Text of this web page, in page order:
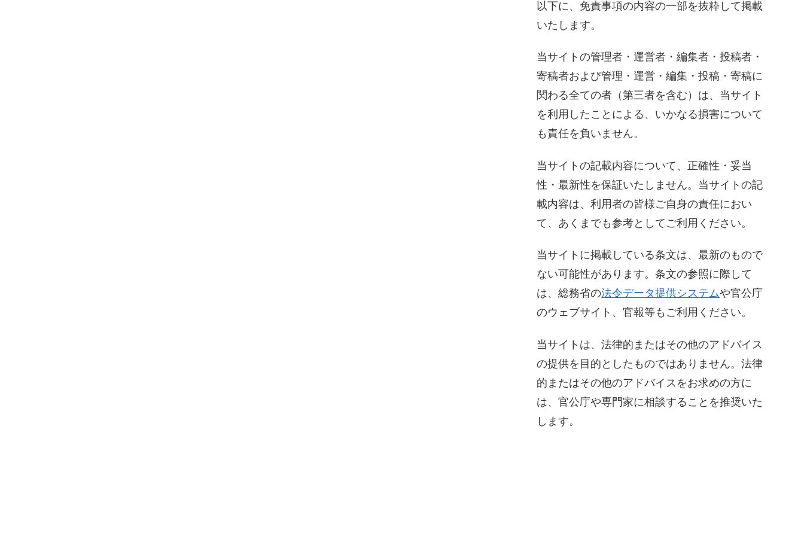
以下に、免責事項の内容の一部を抜粋して掲載
いたします。
当サイトの管理者・運営者・編集者・投稿者・
寄稿者および管理・運営・編集・投稿・寄稿に
関わる全ての者（第三者を含む）は、当サイト
を利用したことによる、いかなる損害について
も責任を負いません。
当サイトの記載内容について、正確性・妥当
性・最新性を保証いたしません。当サイトの記
載内容は、利用者の皆様ご自身の責任におい
て、あくまでも参考としてご利用ください。
当サイトに掲載している条文は、最新のもので
ない可能性があります。条文の参照に際して
は、総務省の法令データ提供システムや官公庁
のウェブサイト、官報等もご利用ください。
当サイトは、法律的またはその他のアドバイス
の提供を目的としたものではありません。法律
的またはその他のアドバイスをお求めの方に
は、官公庁や専門家に相談することを推奨いた
します。